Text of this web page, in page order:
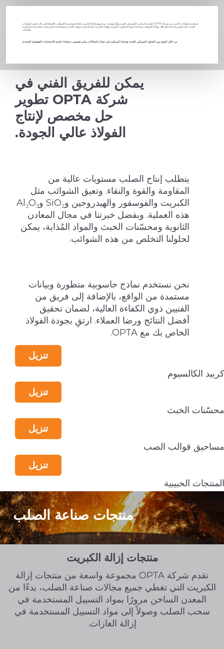
تُستخدم مُحسِّنات الخبث من شركة OPTA لتعديل التركيب الكيميائي للخبث و/أو لزوجته، مما يسهل إزالة الكبريت بكفاءة وهندسة الشوائب. بالإضافة إلى ذلك، تعمل مُحسِّنات
الخبث على تحسين إنتاجية السبائك، وإزالة الشوائب، وحماية المواد المقاومة للحرارة، وإزالة الكبريت. كما تُستخدم عوازل الخبث لمنع فقدان الحرارة في عملية صناعة الحديد
والصلب.
من خلال الجمع بين التحليل الفيزيائي للخبث وقدراتنا المبتكرة في مجال المحاكاة، يمكن تخصيص منتجاتنا لتلبية الاحتياجات التشغيلية المحددة.
يمكن للفريق الفني في
شركة OPTA تطوير
حل مخصص لإنتاج
الفولاذ عالي الجودة.
يتطلب إنتاج الصلب مستويات عالية من
المقاومة والقوة والنقاء. وتعيق الشوائب مثل
الكبريت والفوسفور والهيدروجين وSiO₂ وAl₂O₃
هذه العملية. وبفضل خبرتنا في مجال المعادن
الثانوية ومحسّنات الخبث والمواد المُذابة، يمكن
لحلولنا التخلص من هذه الشوائب.
نحن نستخدم نماذج حاسوبية متطورة وبيانات
مستمدة من الواقع، بالإضافة إلى فريق من
الفنيين ذوي الكفاءة العالية، لضمان تحقيق
أفضل النتائج ورضا العملاء. ارتقِ بجودة الفولاذ
الخاص بك مع OPTA.
تنزيل
كربيد الكالسيوم
تنزيل
محسّنات الخبث
تنزيل
مساحيق قوالب الصب
تنزيل
المنتجات الحبيبية
منتجات صناعة الصلب
منتجات إزالة الكبريت
تقدم شركة OPTA مجموعة واسعة من منتجات إزالة
الكبريت التي تغطي جميع مجالات صناعة الصلب، بدءًا من
المعدن الساخن مرورًا بمواد التسييل المستخدمة في
سحب الصلب وصولاً إلى مواد التسييل المستخدمة في
إزالة الغازات.